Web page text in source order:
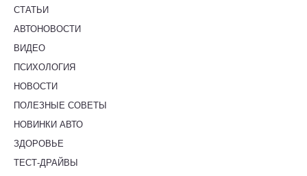
СТАТЬИ
АВТОНОВОСТИ
ВИДЕО
ПСИХОЛОГИЯ
НОВОСТИ
ПОЛЕЗНЫЕ СОВЕТЫ
НОВИНКИ АВТО
ЗДОРОВЬЕ
ТЕСТ-ДРАЙВЫ